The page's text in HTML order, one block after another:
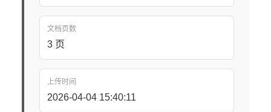
文档页数
3 页
上传时间
2026-04-04 15:40:11